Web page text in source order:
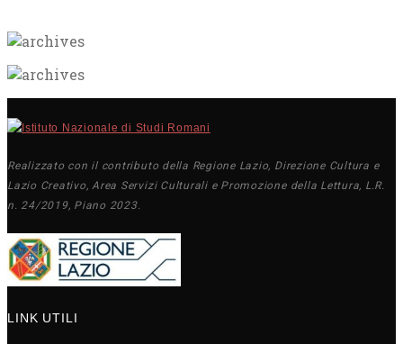
Realizzato con il contributo della Regione Lazio, Direzione Cultura e
Lazio Creativo, Area Servizi Culturali e Promozione della Lettura, L.R.
n. 24/2019, Piano 2023.
LINK UTILI